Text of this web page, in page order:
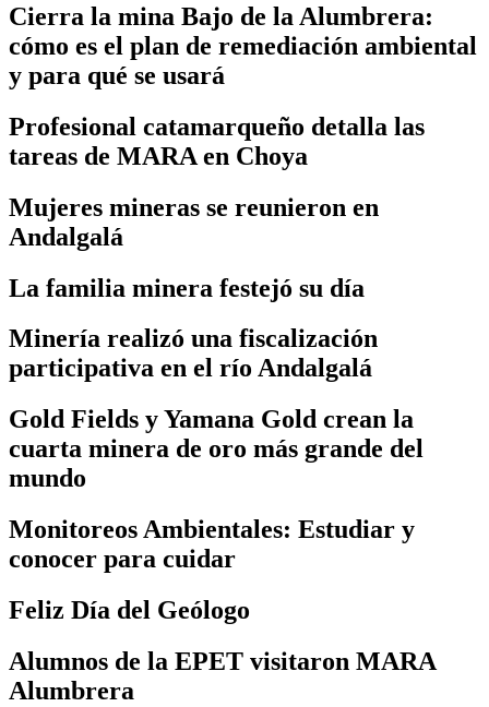
Cierra la mina Bajo de la Alumbrera:
cómo es el plan de remediación ambiental
y para qué se usará
Profesional catamarqueño detalla las
tareas de MARA en Choya
Mujeres mineras se reunieron en
Andalgalá
La familia minera festejó su día
Minería realizó una fiscalización
participativa en el río Andalgalá
Gold Fields y Yamana Gold crean la
cuarta minera de oro más grande del
mundo
Monitoreos Ambientales: Estudiar y
conocer para cuidar
Feliz Día del Geólogo
Alumnos de la EPET visitaron MARA
Alumbrera